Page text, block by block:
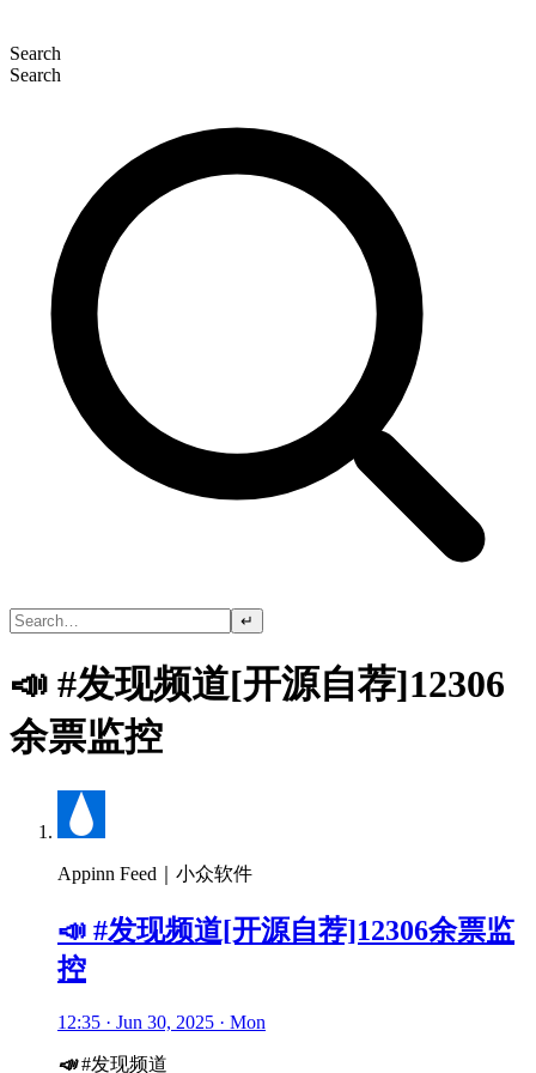
Search
Search
↵
📣 #发现频道[开源自荐]12306
余票监控
Appinn Feed｜小众软件
📣 #发现频道[开源自荐]12306余票监
控
12:35 · Jun 30, 2025 · Mon
📣#发现频道